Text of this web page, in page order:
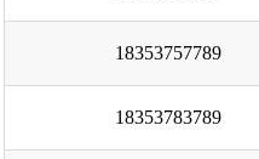
18353757789
18353783789